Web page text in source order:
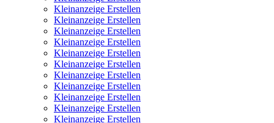
Kleinanzeige Erstellen
Kleinanzeige Erstellen
Kleinanzeige Erstellen
Kleinanzeige Erstellen
Kleinanzeige Erstellen
Kleinanzeige Erstellen
Kleinanzeige Erstellen
Kleinanzeige Erstellen
Kleinanzeige Erstellen
Kleinanzeige Erstellen
Kleinanzeige Erstellen